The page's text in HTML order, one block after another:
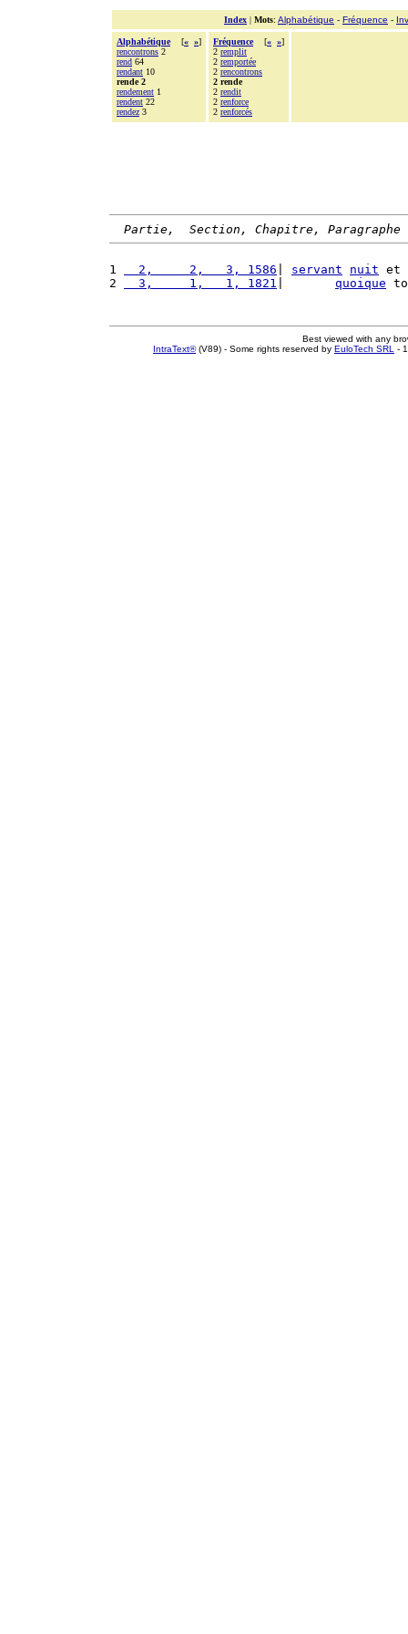
Index | Mots: Alphabétique - Fréquence -
Alphabétique [« »]
rencontrons 2
rend 64
rendant 10
rende 2
rendement 1
rendent 22
rendez 3
Fréquence [« »]
2 remplit
2 remportée
2 rencontrons
2 rende
2 rendit
2 renforce
2 renforcés
Partie,  Section, Chapitre, Paragraphe
1
  2,     2,   3, 1586
servant nuit et
2
  3,     1,   1, 1821
quoique
Best viewed with any
IntraText®(V89) - Some rights reserved by EuloTech SRL -